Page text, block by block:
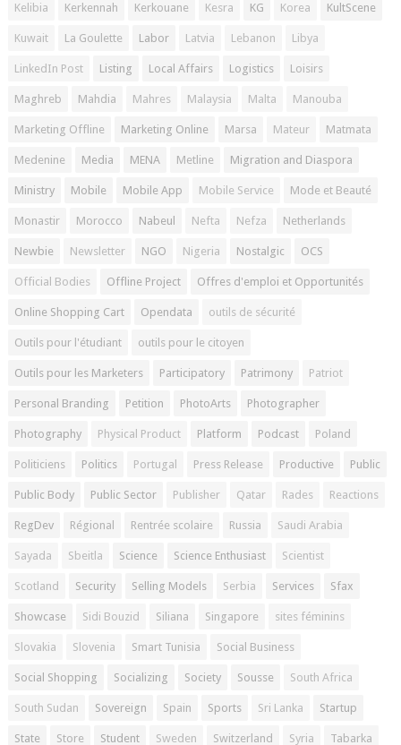
Kelibia Kerkennah Kerkouane Kesra KG Korea KultScene
Kuwait La Goulette Labor Latvia Lebanon Libya
LinkedIn Post Listing Local Affairs Logistics Loisirs
Maghreb Mahdia Mahres Malaysia Malta Manouba
Marketing Offline Marketing Online Marsa Mateur Matmata
Medenine Media MENA Metline Migration and Diaspora
Ministry Mobile Mobile App Mobile Service Mode et Beauté
Monastir Morocco Nabeul Nefta Nefza Netherlands
Newbie Newsletter NGO Nigeria Nostalgic OCS
Official Bodies Offline Project Offres d'emploi et Opportunités
Online Shopping Cart Opendata outils de sécurité
Outils pour l'étudiant outils pour le citoyen
Outils pour les Marketers Participatory Patrimony Patriot
Personal Branding Petition PhotoArts Photographer
Photography Physical Product Platform Podcast Poland
Politiciens Politics Portugal Press Release Productive Public
Public Body Public Sector Publisher Qatar Rades Reactions
RegDev Régional Rentrée scolaire Russia Saudi Arabia
Sayada Sbeitla Science Science Enthusiast Scientist
Scotland Security Selling Models Serbia Services Sfax
Showcase Sidi Bouzid Siliana Singapore sites féminins
Slovakia Slovenia Smart Tunisia Social Business
Social Shopping Socializing Society Sousse South Africa
South Sudan Sovereign Spain Sports Sri Lanka Startup
State Store Student Sweden Switzerland Syria Tabarka